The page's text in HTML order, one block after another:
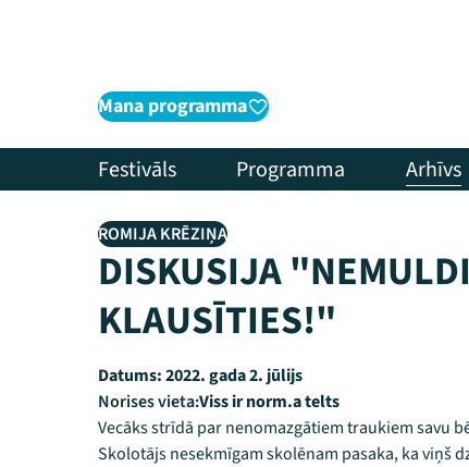
Mana programma
Festivāls Programma Arhīvs
ROMIJA KRĒZIŅA
DISKUSIJA
KLAUSĪTIES!"
Datums:2022. gada 2. jūlijs
Norises vieta:Viss ir norm.a telts
Vecāks strīdā par nenomazgātiem traukiem savu
Skolotājs nesekmīgam skolēnam pasaka, ka viņš